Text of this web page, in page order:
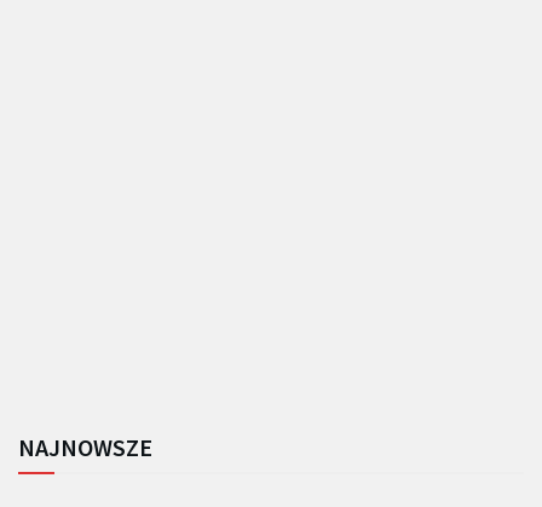
NAJNOWSZE